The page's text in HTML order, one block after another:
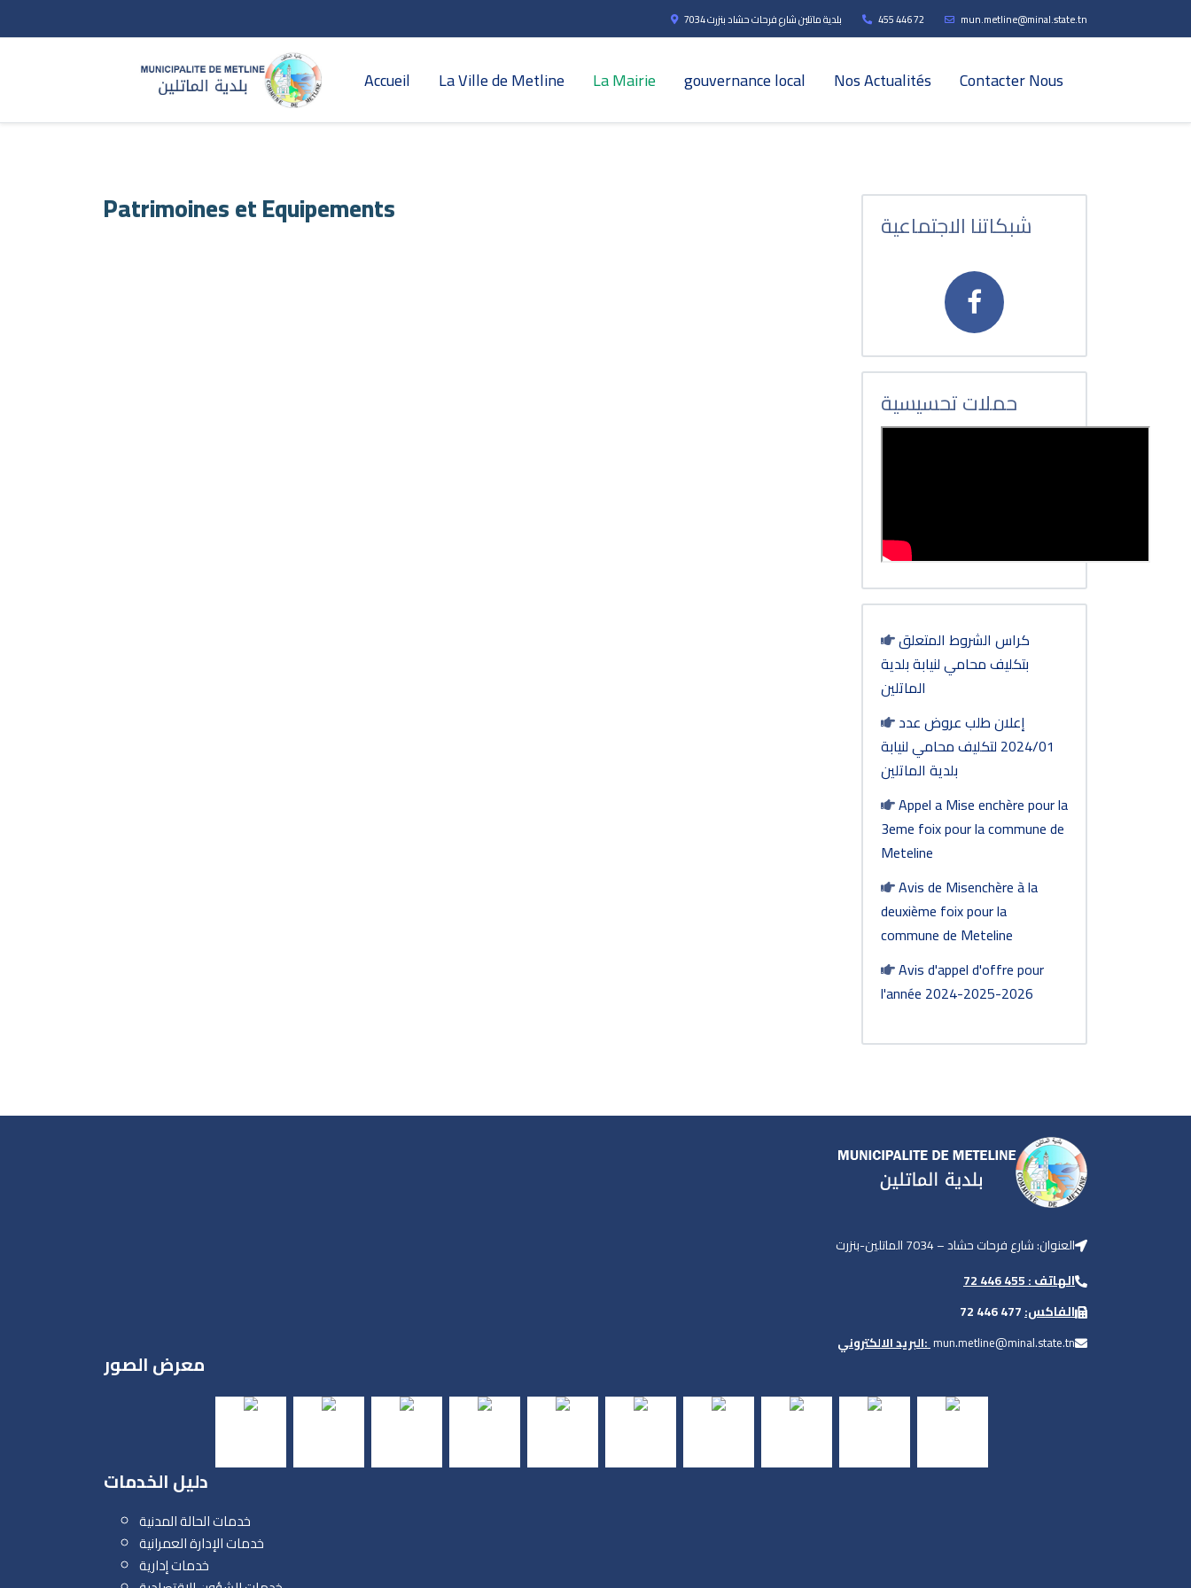
بلدية ماتلين شارع فرحات حشاد بنزرت 7034 455 446 72 mun.metline@minal.state.tn
Accueil La Ville de Metline La Mairie gouvernance local Nos Actualités Contacter Nous
Patrimoines et Equipements شبكاتنا الاجتماعية
حملات تحسيسية
كراس الشروط المتعلق
بتكليف محامي لنيابة بلدية
الماتلين
إعلان طلب عروض عدد
2024/01 لتكليف محامي لنيابة
بلدية الماتلين
Appel a Mise enchère pour la
3eme foix pour la commune de
Meteline
Avis de Misenchère à la
deuxième foix pour la
commune de Meteline
Avis d'appel d'offre pour
l'année 2024-2025-2026
العنوان: شارع فرحات حشاد – 7034 الماتلين-بنزرت
الهاتف : 455 446 72
الفاكس:
البريد الالكتروني:mun.metline@minal.state.tn
معرض الصور
دليل الخدمات
خدمات الإدارة العمرانية
خدمات إدارية